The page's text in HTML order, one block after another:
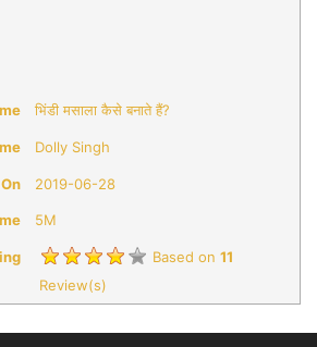
भिंडी मसाला कैसे बनाते हैं?
Dolly Singh
2019-06-28
5M
Based on 11
Review(s)